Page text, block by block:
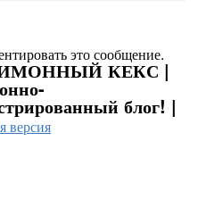
это сообщение.
КЕКС |
блог! |
версия